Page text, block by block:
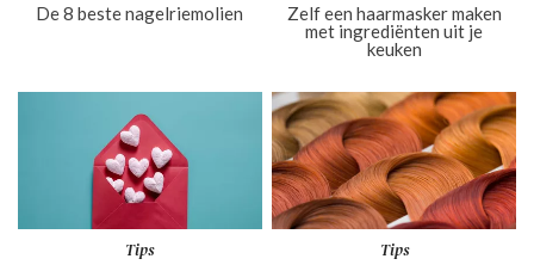
De 8 beste nagelriemolien
Zelf een haarmasker maken
met ingrediënten uit je
keuken
Tips Tips